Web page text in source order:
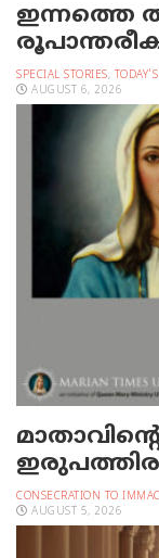
ഇന്നത്തെ
SPECIAL STORIES,
AUGUST 6, 2026
CONSECRATION TO
AUGUST 5, 2026